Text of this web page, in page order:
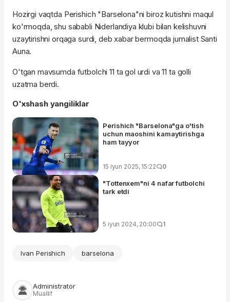
Hozirgi vaqtda Perishich "Barselona"ni biroz kutishni maqul
ko'rmoqda, shu sababli Niderlandiya klubi bilan kelishuvni
uzaytirishni orqaga surdi, deb xabar bermoqda jurnalist Santi
Auna.
O'tgan mavsumda futbolchi 11 ta gol urdi va 11 ta golli
uzatma berdi.
O'xshash yangiliklar
Perishich "Barselona"ga o'tish
uchun maoshini kamaytirishga
ham tayyor
15 iyun 2025, 15:22 0
"Tottenxem"ni 4 nafar futbolchi
tark etdi
5 iyun 2024, 20:00 1
Ivan Perishich barselona
Administrator
Muallif